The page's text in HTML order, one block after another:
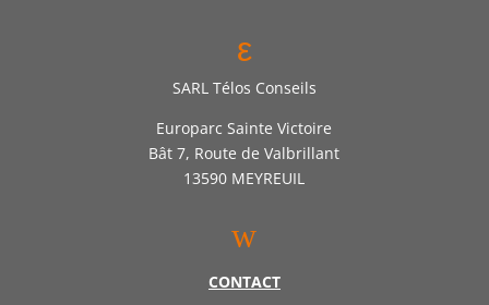
ε
SARL Télos Conseils
Europarc Sainte Victoire
Bât 7, Route de Valbrillant
13590 MEYREUIL
w
CONTACT